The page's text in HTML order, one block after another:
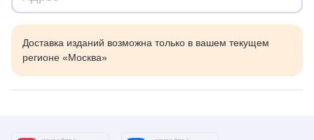
Доставка изданий возможна только в вашем текущем
регионе «Москва»